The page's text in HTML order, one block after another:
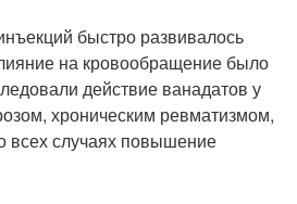
быстро развивалось
на кровообращение было
действие ванадатов у
хроническим ревматизмом,
всех случаях повышение